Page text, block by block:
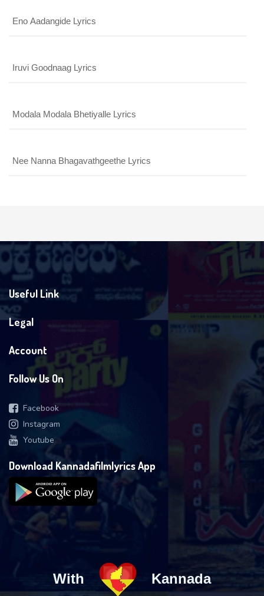
Eno Aadangide Lyrics
Iruvi Goodnaag Lyrics
Modala Modala Bhetiyalle Lyrics
Nee Nanna Bhagavathgeethe Lyrics
Useful Link
Legal
Account
Follow Us On
Facebook
Instagram
Youtube
Download Kannadafilmlyrics App
With Kannada